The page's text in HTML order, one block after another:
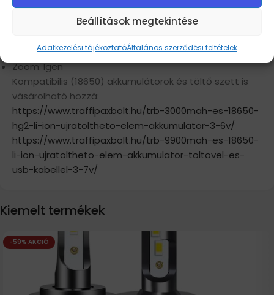
Beállítások megtekintése
Adatkezelési tájékoztatóÁltalános szerződési feltételek
Világítási távolság: 100-200 m
Vízálló: Igen
Zoom: Igen
Kompatibilis (18650) akkumulátorok és töltő szett is
vásárolható hozzá:
https://www.traffipaxbolt.hu/trb-3000mah-es-18650-
hg2-li-ion-ujratoltheto-elem-akkumulator-3-6v/
https://www.traffipaxbolt.hu/trb-9900mah-es-18650-
li-ion-ujratoltheto-elem-akkumulator-toltovel-es-
usb-kabellel-3-7v/
Kiemelt termékek
-59% AKCIÓ